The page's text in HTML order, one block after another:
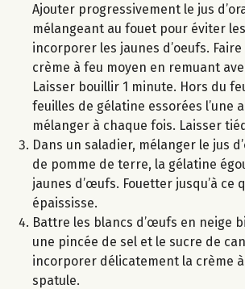
Ajouter progressivement le jus
mélangeant au fouet pour éviter
incorporer les jaunes d’oeufs.
crème à feu moyen en remuant
Laisser bouillir 1 minute. Hors du
feuilles de gélatine essorées l’une
mélanger à chaque fois. Laisser
Dans un saladier, mélanger le jus
de pomme de terre, la gélatine
jaunes d’œufs. Fouetter jusqu’à ce
épaississe.
Battre les blancs d’œufs en neige
une pincée de sel et le sucre de
incorporer délicatement la crème à
spatule.